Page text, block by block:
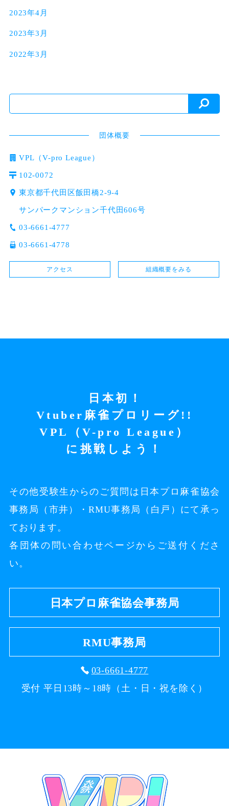
2023年4月
2023年3月
2022年3月
団体概要
VPL（V-pro League）
102-0072
東京都千代田区飯田橋2-9-4
サンパークマンション千代田606号
03-6661-4777
03-6661-4778
アクセス 組織概要をみる
日本初！
Vtuber麻雀プロリーグ!!
VPL（V-pro League）
に挑戦しよう！
その他受験生からのご質問は 日本プロ麻雀協会
事務局（市井）・RMU事務局（白戸）にて承っ
ております。
各団体の問い合わせページからご送付くださ
い。
日本プロ麻雀協会事務局
RMU事務局
03-6661-4777
受付 平日13時～18時（土・日・祝を除く）